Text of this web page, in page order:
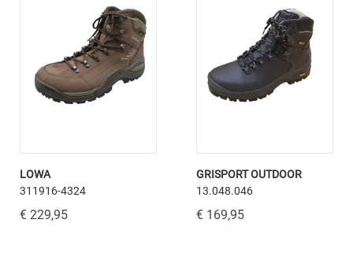
LOWA
311916-4324
€ 229,95
GRISPORT OUTDOOR
13.048.046
€ 169,95